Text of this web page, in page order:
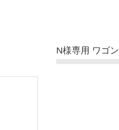
N様専用 ワゴン